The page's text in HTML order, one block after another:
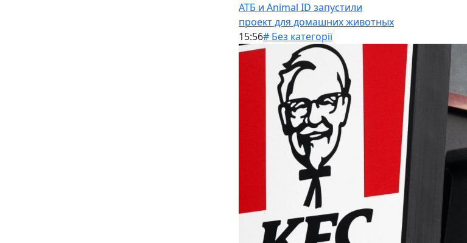
АТБ и Animal ID запустили
проект для домашних животных
15:56# Без категорії